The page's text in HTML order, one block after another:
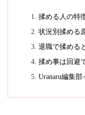
揉める人の特
状況別揉める
退職で揉める
揉め事は回避
Uranaru編集